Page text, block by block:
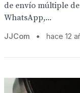
de envío múltiple
WhatsApp,...
JJCom • hace 12